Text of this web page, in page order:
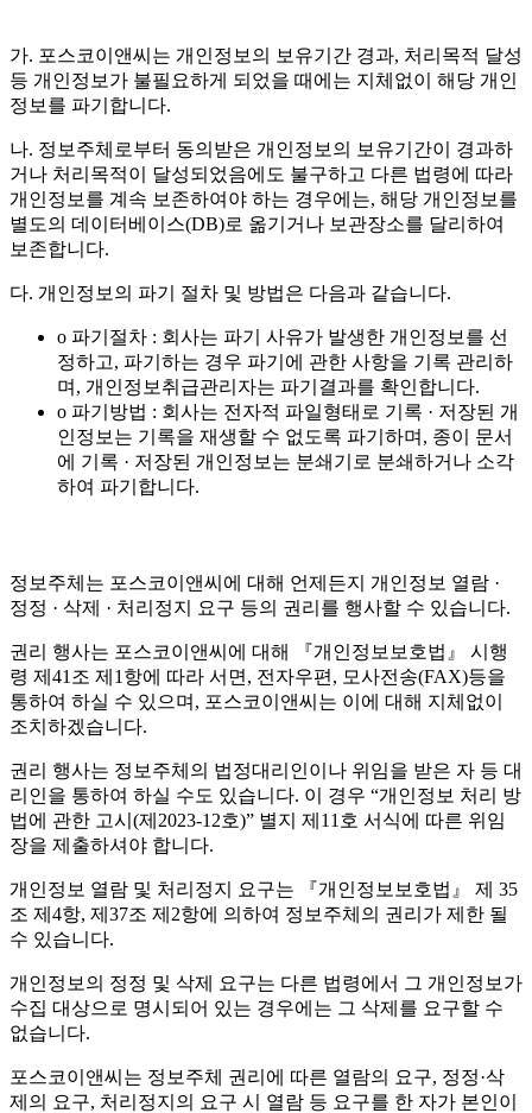
가. 포스코이앤씨는 개인정보의 보유기간 경과, 처리목적 달성
등 개인정보가 불필요하게 되었을 때에는 지체없이 해당 개인
정보를 파기합니다.
나. 정보주체로부터 동의받은 개인정보의 보유기간이 경과하
거나 처리목적이 달성되었음에도 불구하고 다른 법령에 따라
개인정보를 계속 보존하여야 하는 경우에는, 해당 개인정보를
별도의 데이터베이스(DB)로 옮기거나 보관장소를 달리하여
보존합니다.
다. 개인정보의 파기 절차 및 방법은 다음과 같습니다.
o 파기절차 : 회사는 파기 사유가 발생한 개인정보를 선
정하고, 파기하는 경우 파기에 관한 사항을 기록 관리하
며, 개인정보취급관리자는 파기결과를 확인합니다.
o 파기방법 : 회사는 전자적 파일형태로 기록 · 저장된 개
인정보는 기록을 재생할 수 없도록 파기하며, 종이 문서
에 기록 · 저장된 개인정보는 분쇄기로 분쇄하거나 소각
하여 파기합니다.
정보주체는 포스코이앤씨에 대해 언제든지 개인정보 열람 ·
정정 · 삭제 · 처리정지 요구 등의 권리를 행사할 수 있습니다.
권리 행사는 포스코이앤씨에 대해 『개인정보보호법』 시행
령 제41조 제1항에 따라 서면, 전자우편, 모사전송(FAX)등을
통하여 하실 수 있으며, 포스코이앤씨는 이에 대해 지체없이
조치하겠습니다.
권리 행사는 정보주체의 법정대리인이나 위임을 받은 자 등 대
리인을 통하여 하실 수도 있습니다. 이 경우 “개인정보 처리 방
법에 관한 고시(제2023-12호)” 별지 제11호 서식에 따른 위임
장을 제출하셔야 합니다.
개인정보 열람 및 처리정지 요구는 『개인정보보호법』 제 35
조 제4항, 제37조 제2항에 의하여 정보주체의 권리가 제한 될
수 있습니다.
개인정보의 정정 및 삭제 요구는 다른 법령에서 그 개인정보가
수집 대상으로 명시되어 있는 경우에는 그 삭제를 요구할 수
없습니다.
포스코이앤씨는 정보주체 권리에 따른 열람의 요구, 정정·삭
제의 요구, 처리정지의 요구 시 열람 등 요구를 한 자가 본인이